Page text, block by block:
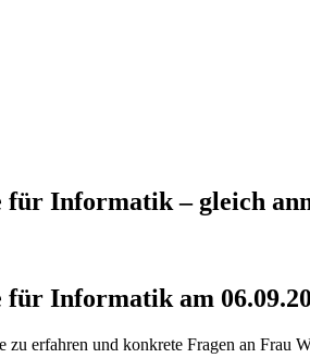
für Informatik – gleich
Informatik am
erfahren und konkrete Fragen an Frau